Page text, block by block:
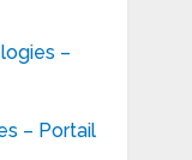
–
– Portail